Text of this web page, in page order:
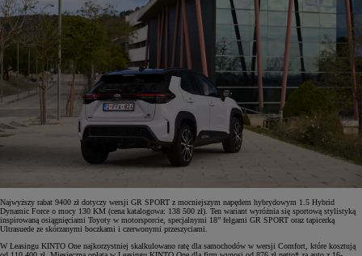
Najwyższy rabat 9400 zł dotyczy wersji GR SPORT z mocniejszym napędem hybrydowym 1.5 Hybrid
Dynamic Force o mocy 130 KM (cena katalogowa: 138 500 zł). Ten wariant wyróżnia się sportową stylistyką
inspirowaną osiągnięciami Toyoty w motorsporcie, specjalnymi 18” felgami GR SPORT oraz tapicerką
Ultrasuede ze skórzanymi boczkami i czerwonymi przeszyciami.
W Leasingu KINTO One najkorzystniej skalkulowano ratę dla samochodów w wersji Comfort, które kosztują